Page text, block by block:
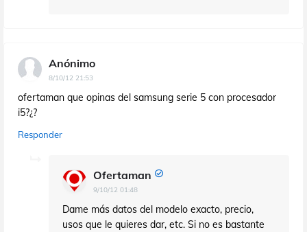
Anónimo
8/10/12 21:53
ofertaman que opinas del samsung serie 5 con procesador
i5?¿?
Responder
Ofertaman
9/10/12 01:48
Dame más datos del modelo exacto, precio,
usos que le quieres dar, etc. Si no es bastante